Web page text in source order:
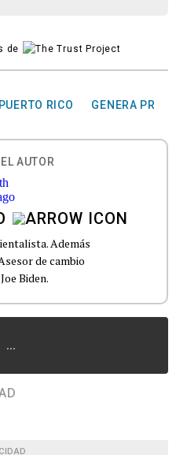
de
RICO
GENERA PR
AUTOR
Además
de cambio
Biden.
...